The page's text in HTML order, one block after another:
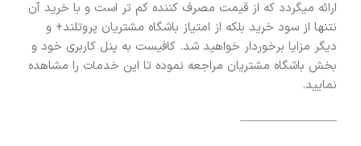
ارائه میگردد که از قیمت مصرف کننده کم تر است و با خرید آن
نتنها از سود خرید بلکه از امتیاز باشگاه مشتریان پروتلند+ و
دیگر مزایا برخوردار خواهید شد. کافیست به پنل کاربری خود و
بخش باشگاه مشتریان مراجعه نموده تا این خدمات را مشاهده
نمایید.
————————